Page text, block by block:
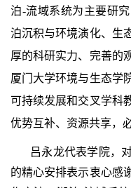
泊-流域系统为主要研
泊沉积与环境演化、生
厚的科研实力、完善的
厦门大学环境与生态学
可持续发展和交叉学科
优势互补、资源共享，
吕永龙代表学院，
的精心安排表示衷心感